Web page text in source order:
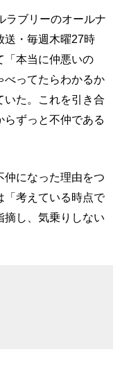
ラブリーのオールナ
送・毎週木曜27時
「本当に仲悪いの
べってたらわかるか
いた。これを引き合
ずっと不仲である
仲になった理由をつ
「考えている時点で
摘し、気乗りしない